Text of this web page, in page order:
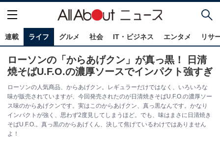
連載 ライフ グルメ 社会 IT・ビジネス エンタメ リサ
ローソンの「からあげクン」が真っ黒！ 日清
焼そばU.F.O.の濃厚ソースでインパクト強すぎ
ローソンの人気商品、からあげクン。レギュラーだけではなく、いろいろな
味が販売されていますが、今回発売されたのが日清焼きそばU.F.O.の濃厚ソー
ス味のからあげクンです。実はこのからあげクン、真っ黒なんです。かなり
インパクトが強く、思わず2度見してしまうほど。でも、味はまさに日清焼き
そばU.F.O.。真っ黒のからあげくん、決して焦げているわけではありません
よ！